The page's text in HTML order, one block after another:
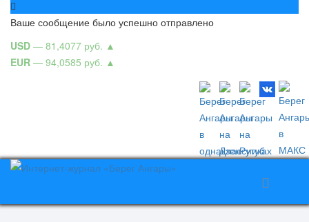
Ваше сообщение было успешно отправлено
USD — 81,4077 руб. ▲
EUR — 94,0585 руб. ▲